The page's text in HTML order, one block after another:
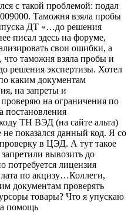
с такой проблемой: подал
Таможня взяла пробы
ДТ «…до решения
писал здесь на форуме,
свои ошибки, а
таможня взяла пробы и
решения экспертизы. Хотел
каким документам
на запреты и
на ограничения по
постановления
ТН ВЭД (на сайте альта)
показался данный код. Я со
в ЦЭД. А тут такое
вывозить до
потребуется лицензия
по акцизу…Коллеги,
документам проверять
товары? Что я упускаю
помощь